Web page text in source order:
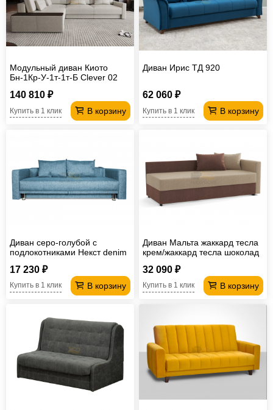
Модульный диван Киото
Бн-1Кр-У-1т-1т-Б Clever 02
140 810 ₽
В корзину
Купить в 1 клик
Диван Ирис ТД 920
62 060 ₽
В корзину
Купить в 1 клик
Диван серо-голубой с
подлокотниками Некст denim
17 230 ₽
В корзину
Купить в 1 клик
Диван Мальта жаккард тесла
крем/жаккард тесла шоколад
32 090 ₽
В корзину
Купить в 1 клик